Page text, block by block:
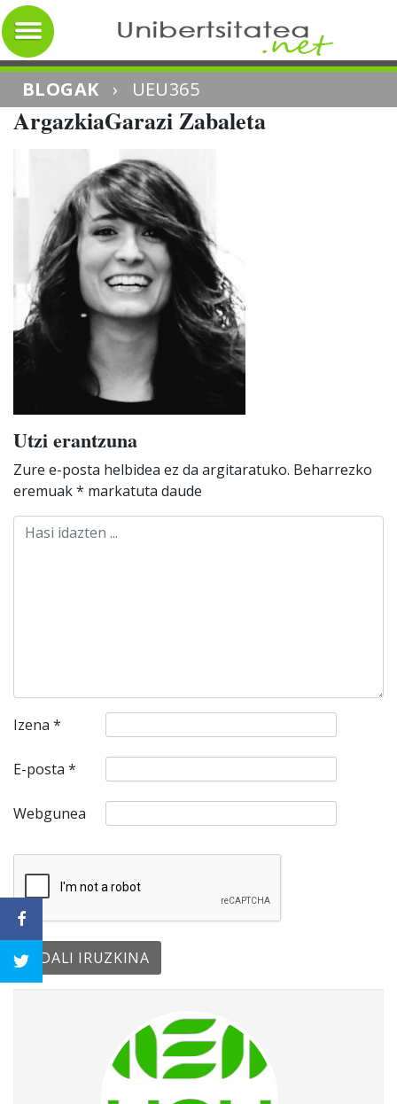
BLOGAK › UEU365
ArgazkiaGarazi Zabaleta
Utzi erantzuna
Zure e-posta helbidea ez da argitaratuko. Beharrezko
eremuak* markatuta daude
Izena *
E-posta *
Webgunea